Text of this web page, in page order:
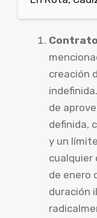
creación
de
definida,
y un
de enero
duración